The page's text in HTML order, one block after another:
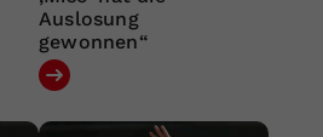
Auslosung
gewonnen“